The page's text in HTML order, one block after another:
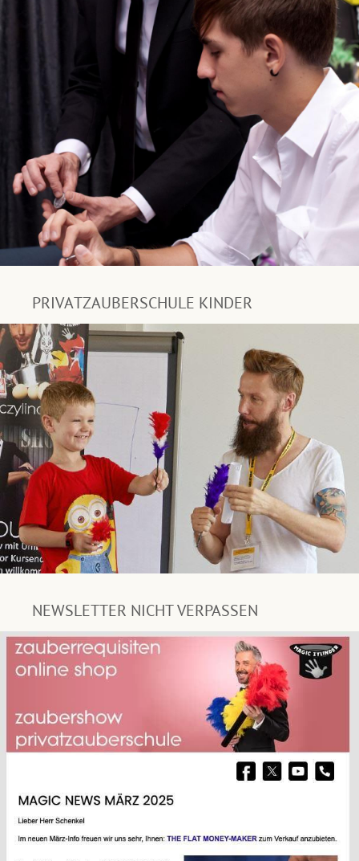
PRIVATZAUBERSCHULE KINDER
NEWSLETTER NICHT VERPASSEN